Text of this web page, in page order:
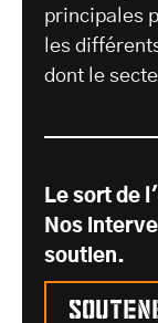
principales
les
dont le
Le sort de
Nos
soutien.